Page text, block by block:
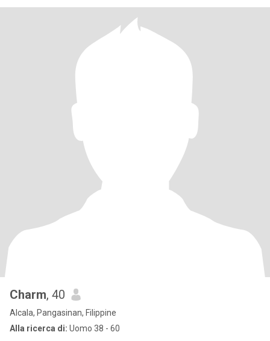
Charm, 40
Alcala, Pangasinan, Filippine
Alla ricerca di: Uomo 38 - 60